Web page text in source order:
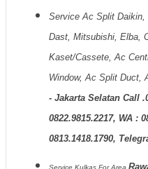
Service Ac Split Daikin,
Dast, Mitsubishi, Elba,
Kaset/Cassete, Ac
Window, Ac Split Duct,
- Jakarta Selatan Call
0822.9815.2217, WA :
0813.1418.1790,
Service Kulkas For Area